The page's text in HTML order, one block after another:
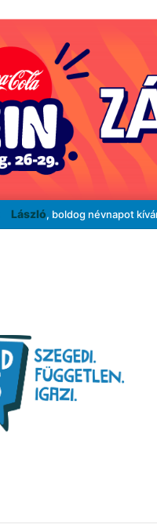
László, boldog névnapot